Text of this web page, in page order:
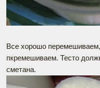
Все хорошо
пкремешиваем. Тесто
сметана.